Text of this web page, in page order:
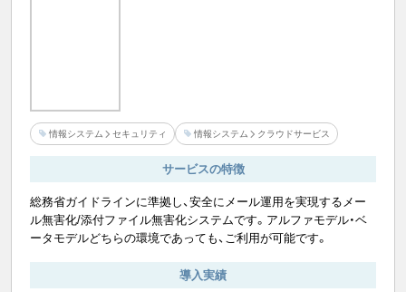
情報システム セキュリティ 情報システム クラウドサービス
サービスの特徴
総務省ガイドラインに準拠し、安全にメール運用を実現するメー
ル無害化/添付ファイル無害化システムです。アルファモデル・ベ
ータモデルどちらの環境であっても、ご利用が可能です。
導入実績